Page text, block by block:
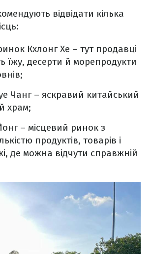
відвідати кілька
Кхлонг Хе – тут продавці
їжу, десерти й морепродукти
Чанг – яскравий китайський
храм;
– місцевий ринок з
продуктів, товарів і
де можна відчути справжній